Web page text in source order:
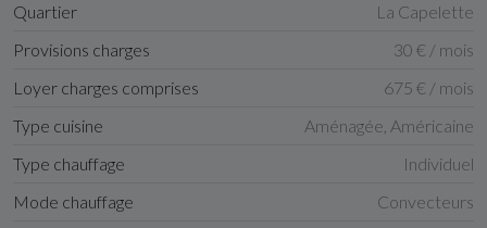
Quartier
La Capelette
Provisions charges
30 € / mois
Loyer charges comprises
675 € / mois
Type cuisine
Aménagée, Américaine
Type chauffage
Individuel
Mode chauffage
Convecteurs